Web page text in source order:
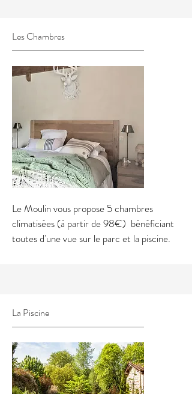
Les Chambres
Le Moulin vous propose 5 chambres
climatisées (à partir de 98€) bénéficiant
toutes d'une vue sur le parc et la piscine.
La Piscine